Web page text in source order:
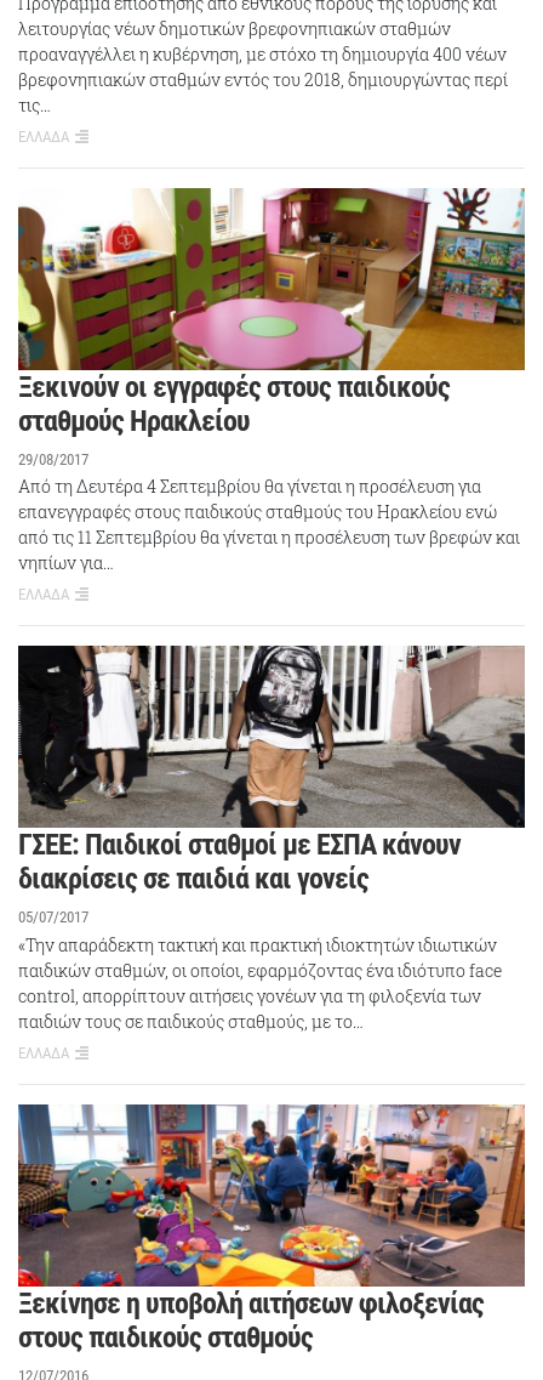
λειτουργίας νέων δημοτικών βρεφονηπιακών σταθμών
προαναγγέλλει η κυβέρνηση, με στόχο τη δημιουργία 400 νέων
βρεφονηπιακών σταθμών εντός του 2018, δημιουργώντας περί
τις…
ΕΛΛΑΔΑ
Ξεκινούν οι εγγραφές στους παιδικούς
σταθμούς Ηρακλείου
29/08/2017
Από τη Δευτέρα 4 Σεπτεμβρίου θα γίνεται η προσέλευση για
επανεγγραφές στους παιδικούς σταθμούς του Ηρακλείου ενώ
από τις 11 Σεπτεμβρίου θα γίνεται η προσέλευση των βρεφών και
νηπίων για…
ΕΛΛΑΔΑ
ΓΣΕΕ: Παιδικοί σταθμοί με ΕΣΠΑ κάνουν
διακρίσεις σε παιδιά και γονείς
05/07/2017
«Την απαράδεκτη τακτική και πρακτική ιδιοκτητών ιδιωτικών
παιδικών σταθμών, οι οποίοι, εφαρμόζοντας ένα ιδιότυπο face
control, απορρίπτουν αιτήσεις γονέων για τη φιλοξενία των
παιδιών τους σε παιδικούς σταθμούς, με το…
ΕΛΛΑΔΑ
Ξεκίνησε η υποβολή αιτήσεων φιλοξενίας
στους παιδικούς σταθμούς
12/07/2016